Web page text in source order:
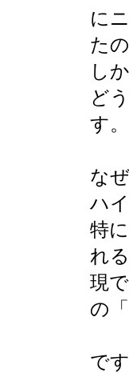
に
た
し
ど
す。
な
ハ
特
れ
現
の
で